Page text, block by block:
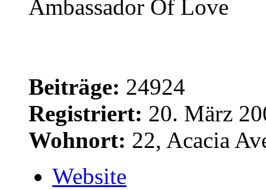
Ambassador Of Love
Beiträge: 24924
Registriert: 20. März
Wohnort: 22, Acacia
Website